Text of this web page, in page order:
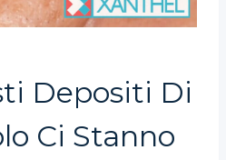
Depositi Di
Ci Stanno